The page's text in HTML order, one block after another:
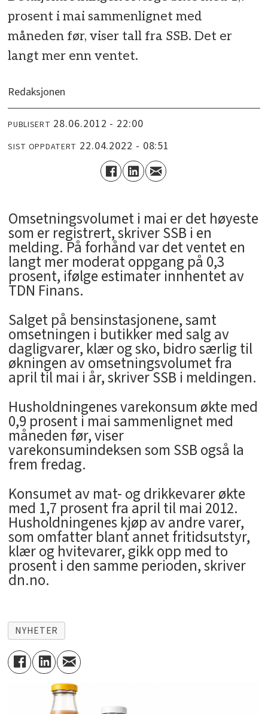
prosent i mai sammenlignet med
måneden før, viser tall fra SSB. Det er
langt mer enn ventet.
Redaksjonen
PUBLISERT 28.06.2012 - 22:00
SIST OPPDATERT 22.04.2022 - 08:51
Omsetningsvolumet i mai er det høyeste
som er registrert, skriver SSB i en
melding. På forhånd var det ventet en
langt mer moderat oppgang på 0,3
prosent, ifølge estimater innhentet av
TDN Finans.
Salget på bensinstasjonene, samt
omsetningen i butikker med salg av
dagligvarer, klær og sko, bidro særlig til
økningen av omsetningsvolumet fra
april til mai i år, skriver SSB i meldingen.
Husholdningenes varekonsum økte med
0,9 prosent i mai sammenlignet med
måneden før, viser
varekonsumindeksen som SSB også la
frem fredag.
Konsumet av mat- og drikkevarer økte
med 1,7 prosent fra april til mai 2012.
Husholdningenes kjøp av andre varer,
som omfatter blant annet fritidsutstyr,
klær og hvitevarer, gikk opp med to
prosent i den samme perioden, skriver
dn.no.
NYHETER